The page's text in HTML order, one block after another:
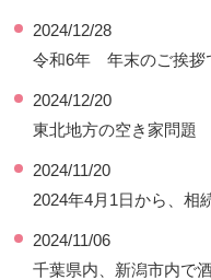
2024/12/28
令和6年 年末のご挨拶
2024/12/20
東北地方の空き家問題
2024/11/20
2024年4月1日から、相
2024/11/06
千葉県内、新潟市内で